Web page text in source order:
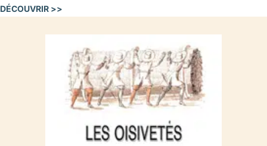
Le premier keynésien
Vauban – Avec l’édition intégrale des « Oisivetés », on découvre
que le maréchal de France était aussi audacieux réformateur
que visionnaire.
C’est un monument comme il en paraît rarement. Pour la
première fois depuis le siècle de Louis XIV, on peut se procurer
l’édition intégrale des Oisivetés de Monsieur de Vauban qu’il a
commencé à rédiger dans les années 1690, après une longue
DÉCOUVRIR >>